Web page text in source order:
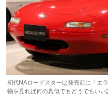
初代NAロードスターは発売前に「エ
物を見れば何の真似でもどうでもいい